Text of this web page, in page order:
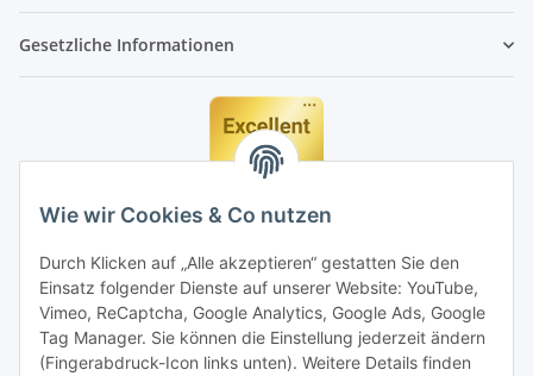
Wie wir Cookies & Co nutzen
Durch Klicken auf „Alle akzeptieren“ gestatten Sie den
Einsatz folgender Dienste auf unserer Website: YouTube,
Vimeo, ReCaptcha, Google Analytics, Google Ads, Google
Tag Manager. Sie können die Einstellung jederzeit ändern
(Fingerabdruck-Icon links unten). Weitere Details finden
Gesetzliche Informationen